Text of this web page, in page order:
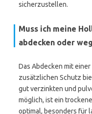
sicherzustellen.
Muss ich meine
abdecken oder
Das Abdecken mit
zusätzlichen Schutz
gut verzinkten und
möglich, ist ein
optimal, besonders für